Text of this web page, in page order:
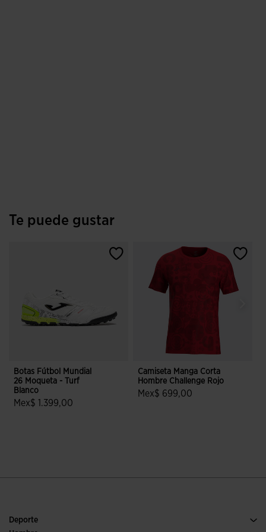
Te puede gustar
Botas Fútbol Mundial
26 Moqueta - Turf
Blanco
Mex$ 1.399,00
Camiseta Manga Corta
Hombre Challenge Rojo
Mex$ 699,00
Deporte